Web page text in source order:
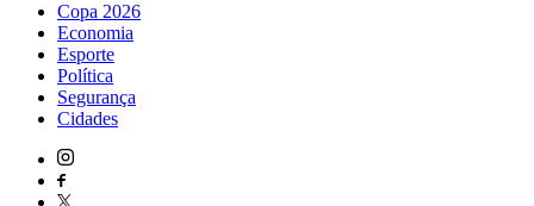
Copa 2026
Economia
Esporte
Política
Segurança
Cidades